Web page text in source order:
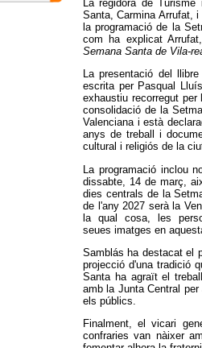
La regidora de
Santa, Carmina Arrufat,
la programació de la
com ha explicat
Semana Santa de Vila-
La presentació del
escrita per Pasqual
exhaustiu recorregut
consolidació de la
Valenciana i està
anys de treball i
cultural i religiós de la
La programació inclou
dissabte, 14 de març,
dies centrals de la
de l'any 2027 serà la
la qual cosa, les
seues imatges en
Samblás ha destacat el
projecció d'una tradició
Santa ha agraït el
amb la Junta Central
els públics.
Finalment, el vicari
confraries van nàixer